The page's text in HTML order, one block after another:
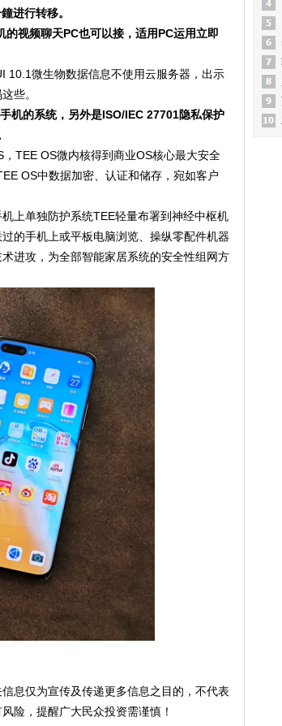
进行转移。
的视频聊天PC也可以接，适用PC运用立即
10.1微生物数据信息不使用云服务器，出示
些。
机的系统，另外是ISO/IEC 27701隐私保护
TEE OS微内核得到商业OS核心最大安全
OS中数据加密、认证和储存，宛如客户
上单独防护系统TEE轻量布署到神经中枢机
的手机上或平板电脑浏览、操纵零配件机器
进攻，为全部智能家居系统的安全性组网方
息仅为宣传及传递更多信息之目的，不代表
险，提醒广大民众投资需谨慎！